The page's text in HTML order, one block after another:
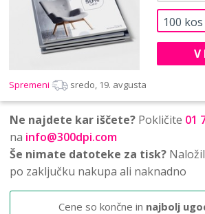
100 kos
V
Spremeni sredo, 19. avgusta
Ne najdete kar iščete? Pokličite 01
na info@300dpi.com
Še nimate datoteke za tisk?
po zaključku nakupa ali naknadno
Cene so končne in najbolj